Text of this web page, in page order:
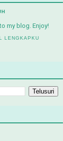
my blog. Enjoy!
LENGKAPKU